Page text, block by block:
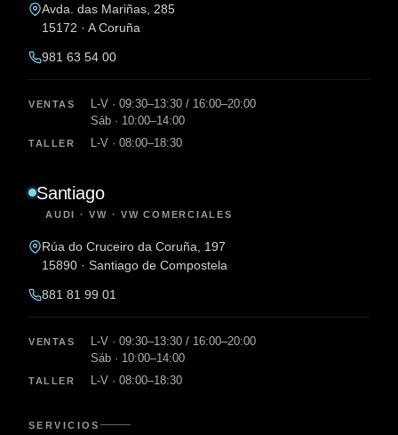
Avda. das Mariñas, 285
15172 · A Coruña
981 63 54 00
VENTAS
L-V · 09:30–13:30 / 16:00–20:00
Sáb · 10:00–14:00
TALLER L-V · 08:00–18:30
Santiago
AUDI · VW · VW COMERCIALES
Rúa do Cruceiro da Coruña, 197
15890 · Santiago de Compostela
881 81 99 01
VENTAS
L-V · 09:30–13:30 / 16:00–20:00
Sáb · 10:00–14:00
TALLER L-V · 08:00–18:30
SERVICIOS